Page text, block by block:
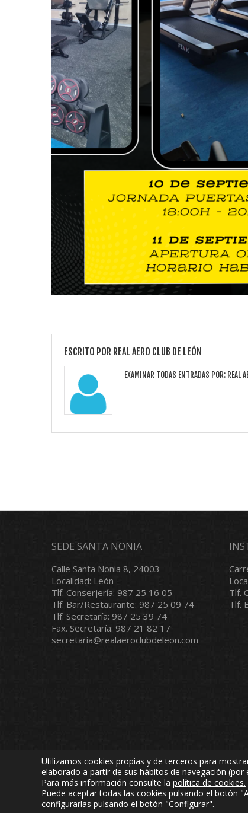
ESCRITO POR REAL AERO CLUB DE LEÓN
EXAMINAR TODAS ENTRADAS POR: REAL
SEDE SANTA NONIA
Calle Santa Nonia 8, 24003
Localidad: León
Tlf. Conserjería: 987 25 16 05
Tlf. Bar/Restaurante: 987 25 09 74
Tlf. Secretaría: 987 25 39 74
Fax. Secretaría: 987 21 82 17
secretaria@realaeroclubdeleon.com
Tlf.
Tlf.
Copyright © 2024 Real Aero Club de León.
webmaster@realaeroclubdeleon.com
Utilizamos cookies propias y de terceros para
elaborado a partir de sus hábitos de navegación (por
Para más información consulte la política de cookies.
Puede aceptar todas las cookies pulsando el botón
configurarlas pulsando el botón "Configurar".